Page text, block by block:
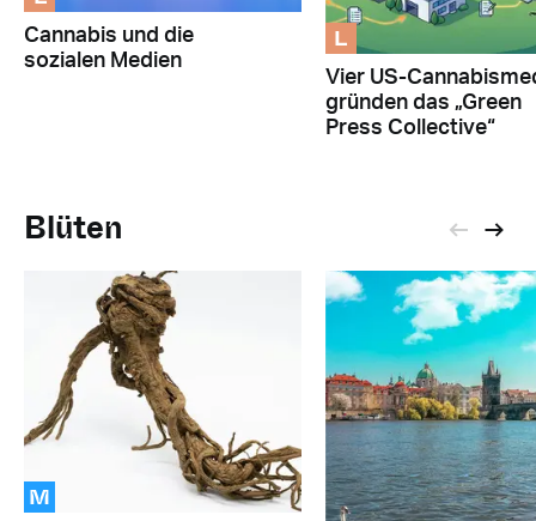
Cannabis und die
sozialen Medien
L
Vier US-
gründen das „Green
Press Collective“
Blüten
M